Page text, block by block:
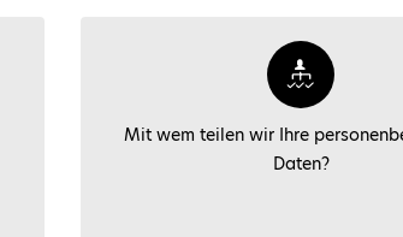
Mit wem teilen wir Ihre
Daten?